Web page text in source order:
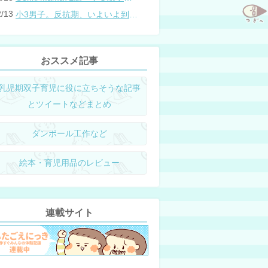
13
おススメ記事
児期双子育児に役に立ちそうな記事
とツイートなどまとめ
ダンボール工作など
絵本・育児用品のレビュー
連載サイト